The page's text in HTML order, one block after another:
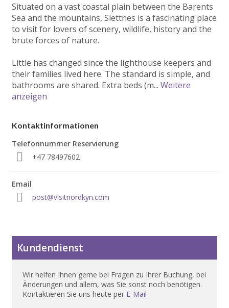
Situated on a vast coastal plain between the Barents
Sea and the mountains, Slettnes is a fascinating place
to visit for lovers of scenery, wildlife, history and the
brute forces of nature.
Little has changed since the lighthouse keepers and
their families lived here. The standard is simple, and
bathrooms are shared. Extra beds (m... Weitere
anzeigen
Kontaktinformationen
Telefonnummer Reservierung
+47 78497602
Email
post@visitnordkyn.com
Kundendienst
Wir helfen Ihnen gerne bei Fragen zu Ihrer Buchung, bei
Änderungen und allem, was Sie sonst noch benötigen.
Kontaktieren Sie uns heute per E-Mail